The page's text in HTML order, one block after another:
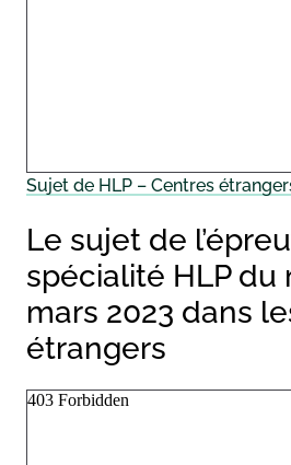
Sujet de HLP – Centres
Le sujet de
spécialité HLP du
mars 2023 dans
étrangers